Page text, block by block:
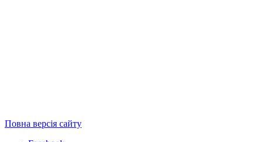
Повна версія сайту